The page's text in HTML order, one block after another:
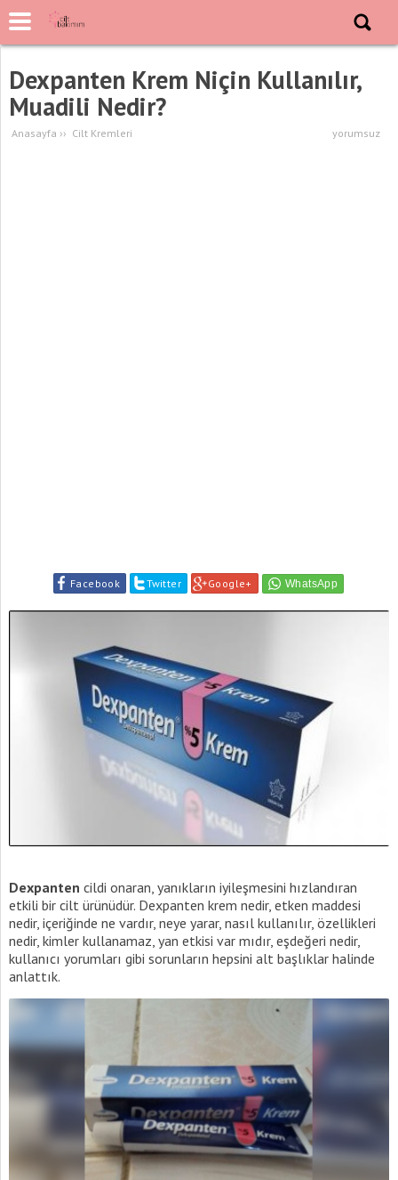
Dexpanten Krem Niçin Kullanılır,
Muadili Nedir?
Anasayfa ›› Cilt Kremleri yorumsuz
Facebook Twitter Google+
Dexpanten cildi onaran, yanıkların iyileşmesini hızlandıran
etkili bir cilt ürünüdür. Dexpanten krem nedir, etken maddesi
nedir, içeriğinde ne vardır, neye yarar, nasıl kullanılır, özellikleri
nedir, kimler kullanamaz, yan etkisi var mıdır, eşdeğeri nedir,
kullanıcı yorumları gibi sorunların hepsini alt başlıklar halinde
anlattık.